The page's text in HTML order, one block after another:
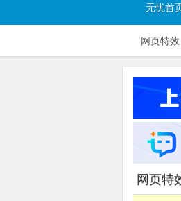
无忧首
网页特效
网页特
导航菜单 >